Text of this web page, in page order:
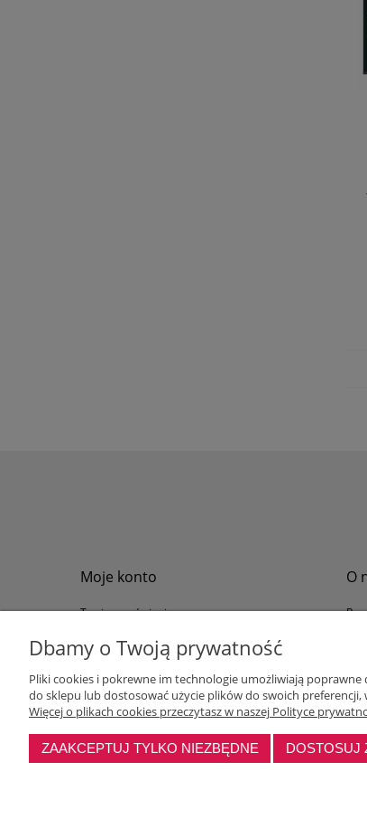
Moje konto
Twoje zamówienia
Ustawienia konta
O
Dbamy o Twoją prywatność
Pliki cookies i pokrewne im technologie umożliwiają
do sklepu lub dostosować użycie plików do swoich
Więcej o plikach cookies przeczytasz w naszej Polityce
ZAAKCEPTUJ TYLKO NIEZBĘDNE DOSTOSUJ